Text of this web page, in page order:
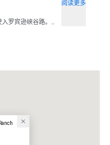
罗宾逊峡谷路。
。
入 68 号高速公路。
转。
阅读更多